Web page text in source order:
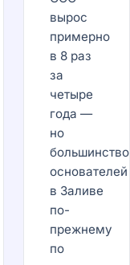
вырос
примерно
в 8 раз
за
четыре
года —
но
большинство
основателей
в Заливе
по-
прежнему
по